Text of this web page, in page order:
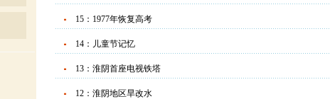
15：1977年恢复高考
14：儿童节记忆
13：淮阴首座电视铁塔
12：淮阴地区旱改水